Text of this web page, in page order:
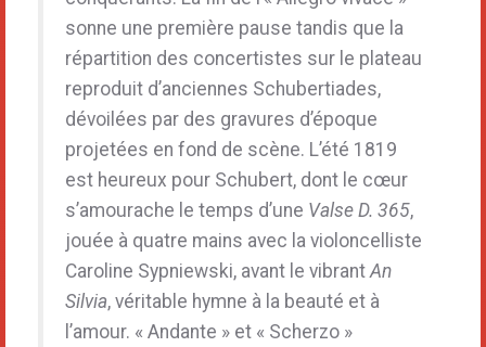
sonne une première pause tandis que la
répartition des concertistes sur le plateau
reproduit d’anciennes Schubertiades,
dévoilées par des gravures d’époque
projetées en fond de scène. L’été 1819
est heureux pour Schubert, dont le cœur
s’amourache le temps d’une Valse D. 365,
jouée à quatre mains avec la violoncelliste
Caroline Sypniewski, avant le vibrantAn
Silvia, véritable hymne à la beauté et à
l’amour. « Andante » et « Scherzo »